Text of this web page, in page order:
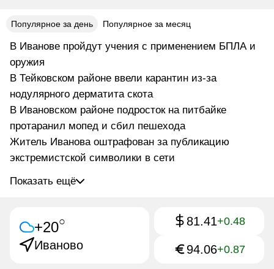
Популярное за день Популярное за месяц
В Иванове пройдут учения с применением БПЛА и
оружия
В Тейковском районе ввели карантин из-за
нодулярного дерматита скота
В Ивановском районе подросток на питбайке
протаранил мопед и сбил пешехода
Житель Иванова оштрафован за публикацию
экстремистской символики в сети
Показать ещё
+20○
Иваново
81.41+0.48
94.06+0.87